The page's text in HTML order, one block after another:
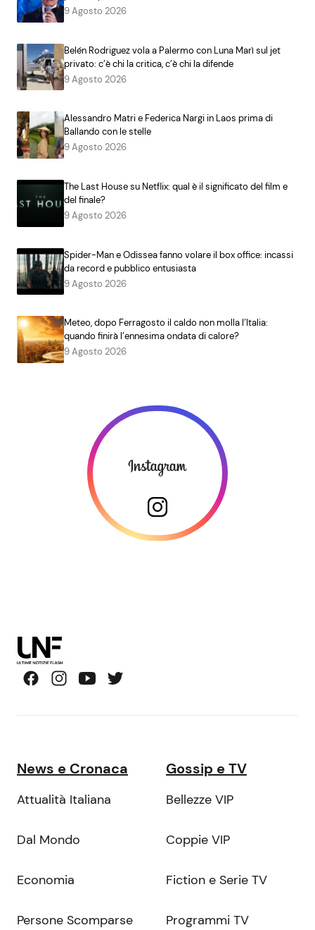
9 Agosto 2026
Belén Rodriguez vola a Palermo con Luna Marì sul jet
privato: c’è chi la critica, c’è chi la difende
9 Agosto 2026
Alessandro Matri e Federica Nargi in Laos prima di
Ballando con le stelle
9 Agosto 2026
The Last House su Netflix: qual è il significato del film e
del finale?
9 Agosto 2026
Spider-Man e Odissea fanno volare il box office: incassi
da record e pubblico entusiasta
9 Agosto 2026
Meteo, dopo Ferragosto il caldo non molla l’Italia:
quando finirà l’ennesima ondata di calore?
9 Agosto 2026
News e Cronaca
Attualità Italiana
Dal Mondo
Economia
Persone Scomparse
Gossip e TV
Bellezze VIP
Coppie VIP
Fiction e Serie TV
Programmi TV